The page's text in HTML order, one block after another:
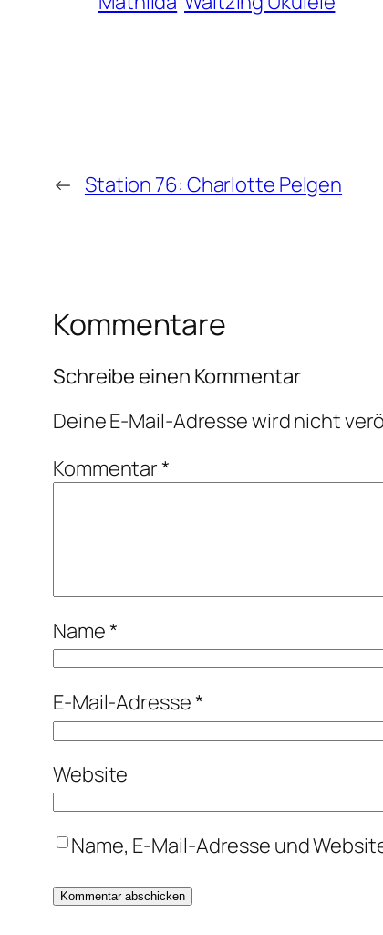
← Station 76: Charlotte Pelgen
Kommentare
Schreibe einen Kommentar
Deine E-Mail-Adresse wird nicht
Kommentar*
Name*
E-Mail-Adresse*
Website
Name, E-Mail-Adresse und